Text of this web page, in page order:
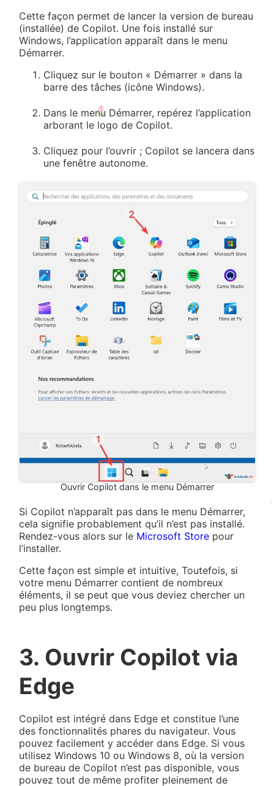
Cette façon permet de lancer la version de bureau
(installée) de Copilot. Une fois installé sur
Windows, l’application apparaît dans le menu
Démarrer.
Cliquez sur le bouton « Démarrer » dans la
barre des tâches (icône Windows).
Dans le menu Démarrer, repérez l’application
arborant le logo de Copilot.
Cliquez pour l’ouvrir ; Copilot se lancera dans
une fenêtre autonome.
Ouvrir Copilot dans le menu Démarrer
Si Copilot n’apparaît pas dans le menu Démarrer,
cela signifie probablement qu’il n’est pas installé.
Rendez-vous alors sur le Microsoft Store pour
l’installer.
Cette façon est simple et intuitive, Toutefois, si
votre menu Démarrer contient de nombreux
éléments, il se peut que vous deviez chercher un
peu plus longtemps.
3. Ouvrir Copilot via
Edge
Copilot est intégré dans Edge et constitue l’une
des fonctionnalités phares du navigateur. Vous
pouvez facilement y accéder dans Edge. Si vous
utilisez Windows 10 ou Windows 8, où la version
de bureau de Copilot n’est pas disponible, vous
pouvez tout de même profiter pleinement de